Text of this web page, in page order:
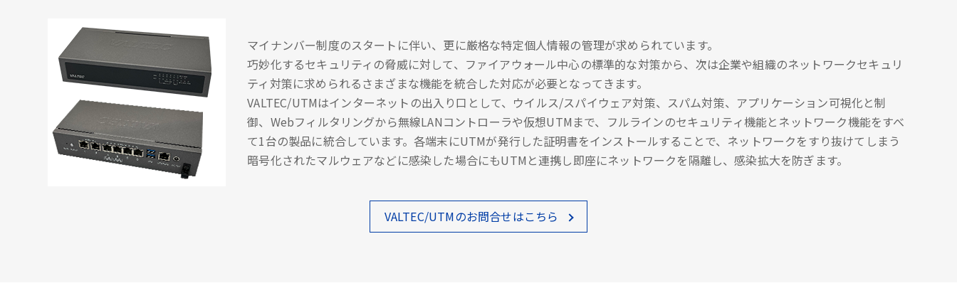
マイナンバー制度のスタートに伴い、更に厳格な特定個人情報の管理が求められています。
巧妙化するセキュリティの脅威に対して、ファイアウォール中心の標準的な対策から、次は企業や組織のネットワークセキュリ
ティ対策に求められるさまざまな機能を統合した対応が必要となってきます。
VALTEC/UTMはインターネットの出入り口として、ウイルス/スパイウェア対策、スパム対策、アプリケーション可視化と制
御、Webフィルタリングから無線LANコントローラや仮想UTMまで、フルラインのセキュリティ機能とネットワーク機能をすべ
て1台の製品に統合しています。各端末にUTMが発行した証明書をインストールすることで、ネットワークをすり抜けてしまう
暗号化されたマルウェアなどに感染した場合にもUTMと連携し即座にネットワークを隔離し、感染拡大を防ぎます。
VALTEC/UTMのお問合せはこちら